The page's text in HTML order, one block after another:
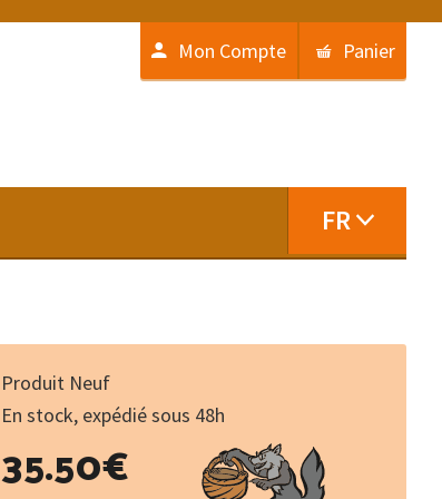
Mon Compte Panier
FR
Produit Neuf
En stock, expédié sous 48h
35.50€
de